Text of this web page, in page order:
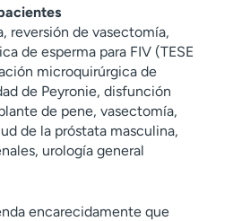
reversión de vasectomía,
de esperma para FIV (TESE
microquirúrgica de
de Peyronie, disfunción
de pene, vasectomía,
de la próstata masculina,
urología general
encarecidamente que